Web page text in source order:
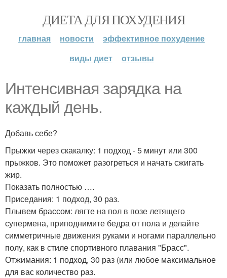
ДИЕТА ДЛЯ ПОХУДЕНИЯ
главная новости
эффективное похудение
виды диет
отзывы
Интенсивная зарядка на
каждый день.
Добавь себе?
Прыжки через скакалку: 1 подход - 5 минут или 300
прыжков. Это поможет разогреться и начать сжигать
жир.
Показать полностью ….
Приседания: 1 подход, 30 раз.
Плывем брассом: лягте на пол в позе летящего
супермена, приподнимите бедра от пола и делайте
симметричные движения руками и ногами параллельно
полу, как в стиле спортивного плавания "Брасс".
Отжимания: 1 подход, 30 раз (или любое максимальное
для вас количество раз.